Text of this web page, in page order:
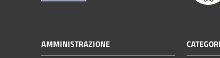
AMMINISTRAZIONE